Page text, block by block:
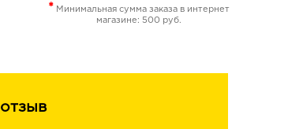
* Минимальная сумма заказа в интернет
магазине: 500 руб.